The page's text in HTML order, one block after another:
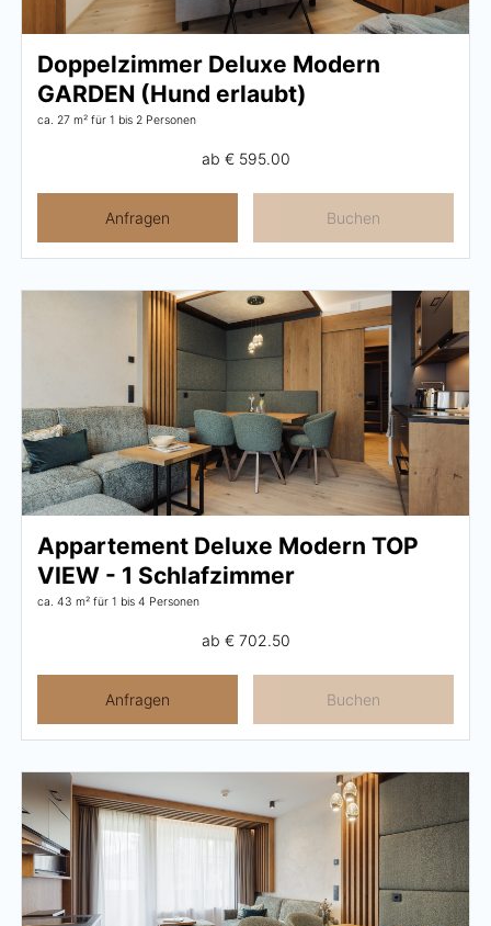
Tischreservierung
Take Away
Speisekarte
Abenteuer
Winter
Aktivprogramm
Verleih
Fitness
BILDER
CHAT
NEWSLETTER
KARRIERE
KONTAKT
DE EN
Sommer im Zillertal
Doppelzimmer Deluxe Modern
GARDEN (Hund erlaubt)
ca. 27 m² für 1 bis 2 Personen
ab € 595.00
Anfragen Buchen
Appartement Deluxe Modern TOP
VIEW - 1 Schlafzimmer
ca. 43 m² für 1 bis 4 Personen
ab € 702.50
Anfragen Buchen